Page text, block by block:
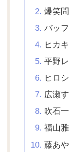
爆笑
バッ
ヒカ
平野レ
ヒロシ
広瀬
吹石
福山
藤あ